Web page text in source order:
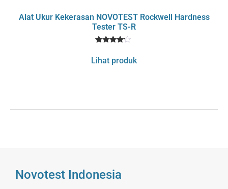
Alat Ukur Kekerasan NOVOTEST Rockwell Hardness
Tester TS-R
out of 5
Lihat produk
Novotest Indonesia